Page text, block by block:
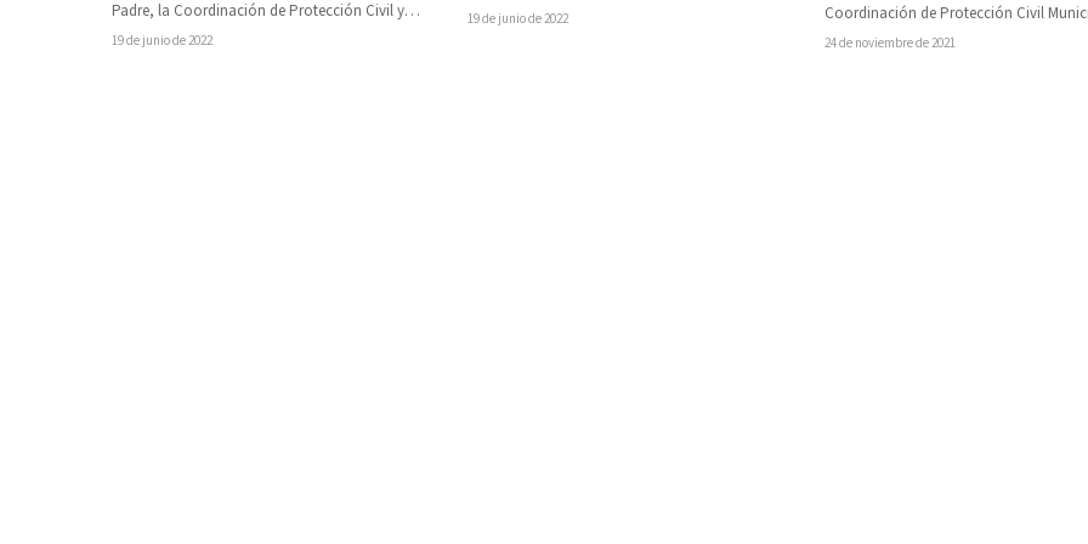
Padre, la Coordinación de Protección Civil y
Bomberos Municipales de…
19 de junio de 2022
Civil y Bomberos…
19 de junio de 2022
Coordinación de Protección Civil
Huetamo, han atendido diversos
24 de noviembre de 2021